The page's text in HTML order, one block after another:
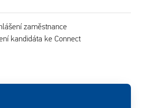
zaměstnance
kandidáta ke Connect